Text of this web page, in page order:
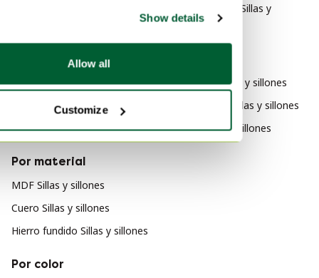
Show details
Allow all
Customize
Hollywood Regency Armarios
Yngve Ekstrom Sillas y
sillones
Space Age Sillas y sillones
Posmoderno Sillas y sillones
Clásico Sillas y sillones
Por material
MDF Sillas y sillones
Cuero Sillas y sillones
Hierro fundido Sillas y sillones
Por color